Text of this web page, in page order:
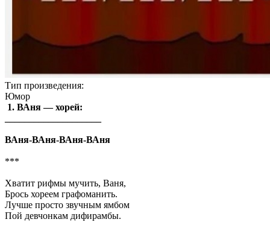
Тип произведения:
Юмор
1. ВАня — хорей:
ВАня-ВАня-ВАня-ВАня
***
Хватит рифмы мучить, Ваня,
Брось хореем графоманить.
Лучше просто звучным ямбом
Пой девчонкам дифирамбы.